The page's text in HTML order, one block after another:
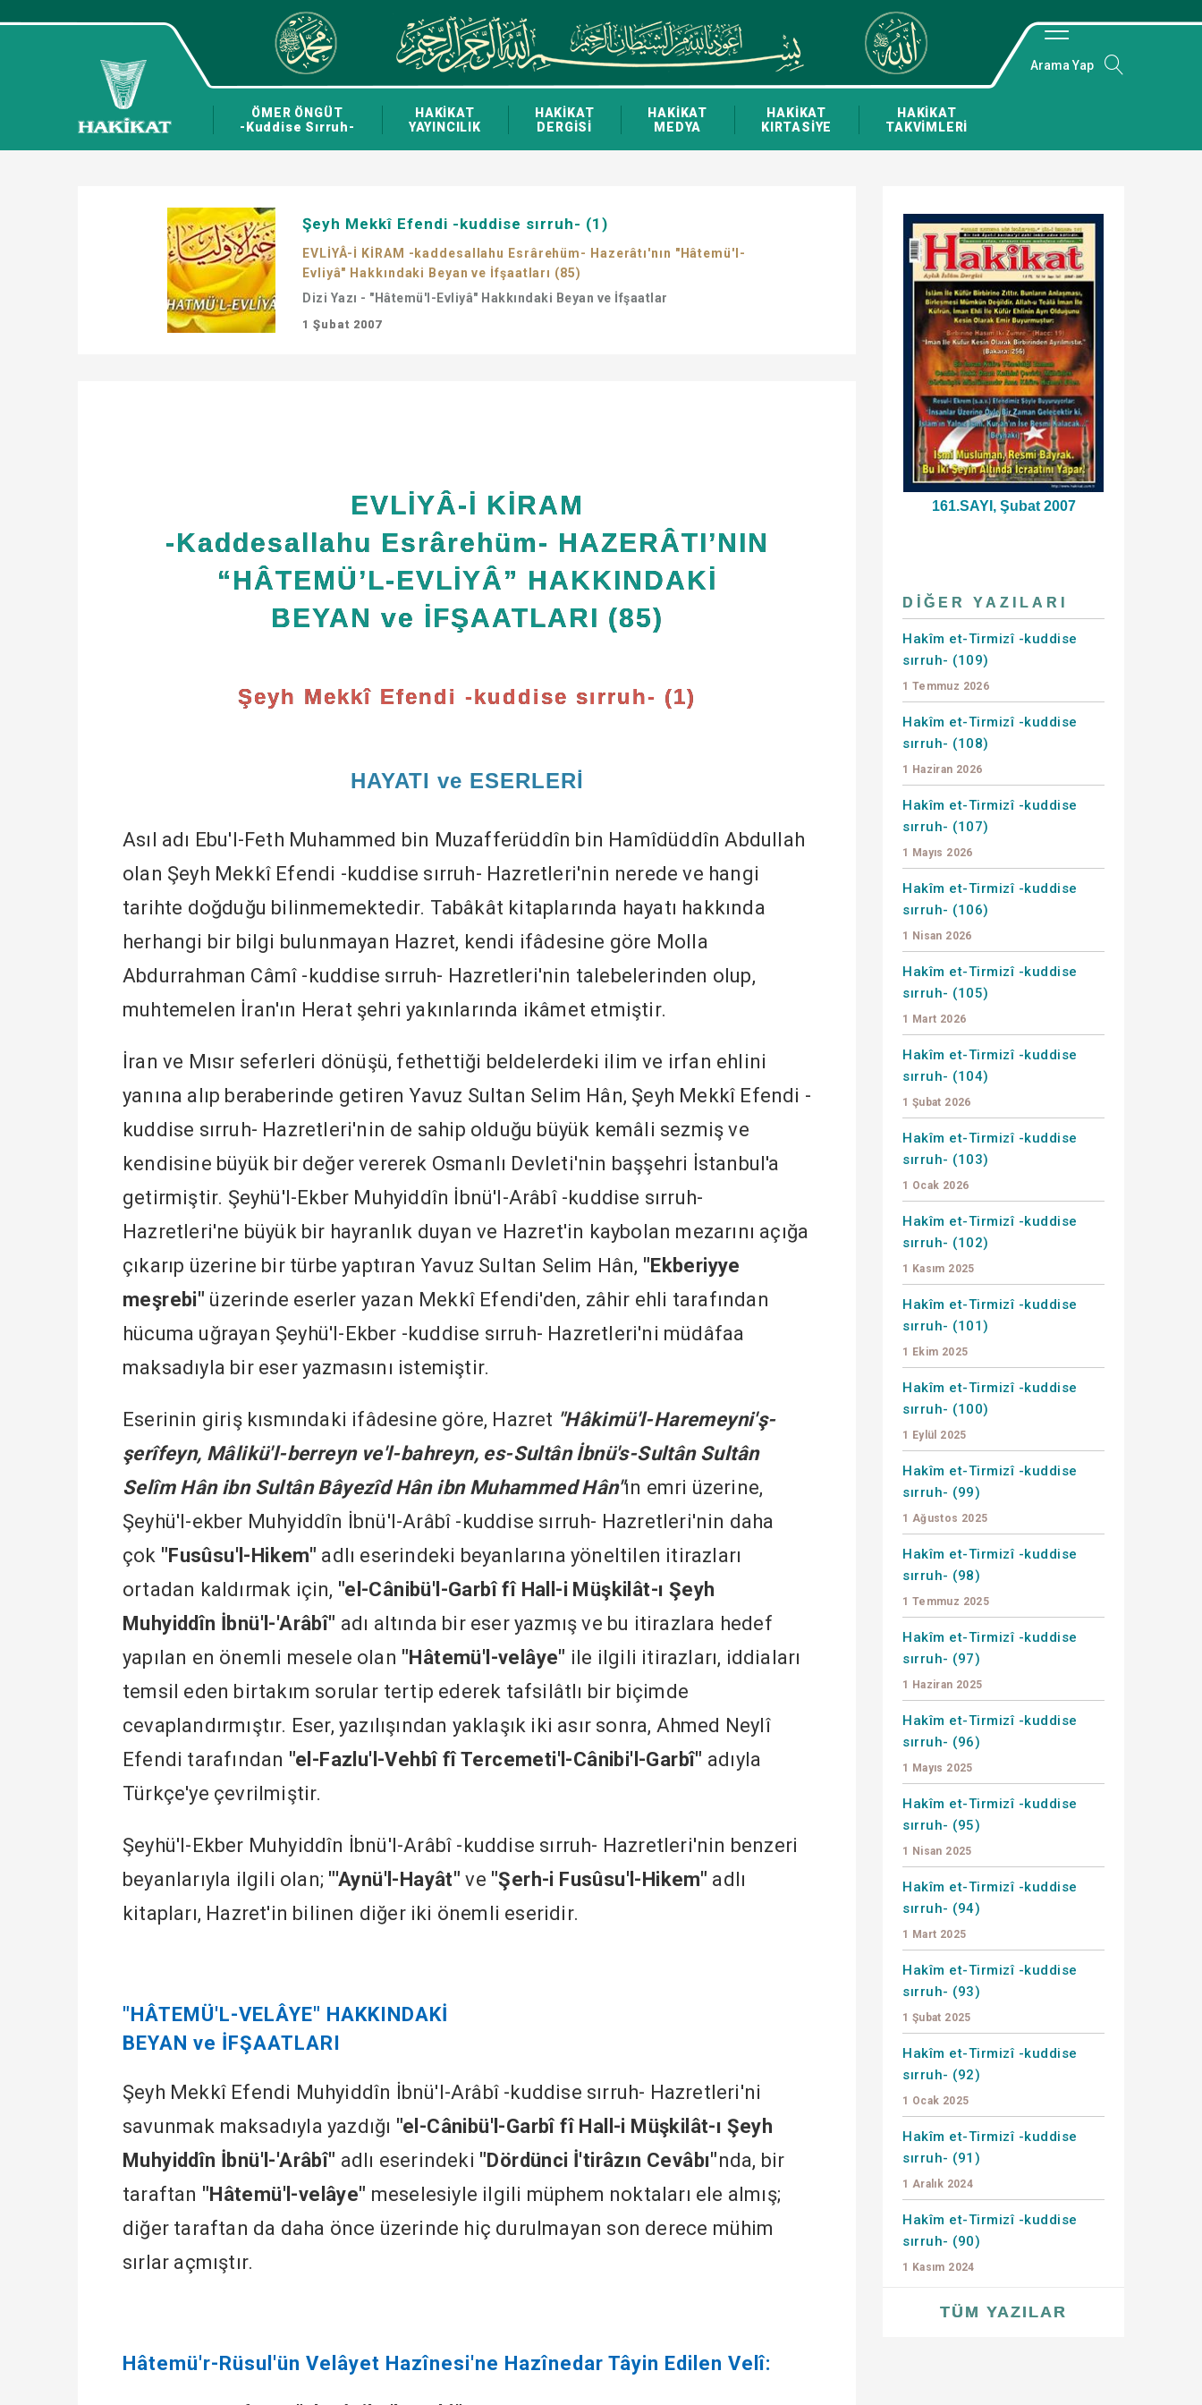
ÖMER ÖNGÜT
-Kuddise Sırruh-
HAKİKAT
YAYINCILIK
HAKİKAT
DERGİSİ
HAKİKAT
MEDYA
HAKİKAT
KIRTASİYE
HAKİKAT
TAKVİMLERİ
Arama Yap
Şeyh Mekkî Efendi -kuddise sırruh- (1)
EVLİYÂ-İ KİRAM -kaddesallahu Esrârehüm- Hazerâtı'nın "Hâtemü'l-
Evliyâ" Hakkındaki Beyan ve İfşaatları (85)
Dizi Yazı - "Hâtemü'l-Evliyâ" Hakkındaki Beyan ve İfşaatlar
1 Şubat 2007
EVLİYÂ-İ KİRAM
-Kaddesallahu Esrârehüm- HAZERÂTI’NIN
“HÂTEMÜ’L-EVLİYÂ” HAKKINDAKİ
BEYAN ve İFŞAATLARI (85)
Şeyh Mekkî Efendi -kuddise sırruh- (1)
HAYATI ve ESERLERİ
Asıl adı Ebu'l-Feth Muhammed bin Muzafferüddîn bin Hamîdüddîn Abdullah
olan Şeyh Mekkî Efendi -kuddise sırruh- Hazretleri'nin nerede ve hangi
tarihte doğduğu bilinmemektedir. Tabâkât kitaplarında hayatı hakkında
herhangi bir bilgi bulunmayan Hazret, kendi ifâdesine göre Molla
Abdurrahman Câmî -kuddise sırruh- Hazretleri'nin talebelerinden olup,
muhtemelen İran'ın Herat şehri yakınlarında ikâmet etmiştir.
İran ve Mısır seferleri dönüşü, fethettiği beldelerdeki ilim ve irfan ehlini
yanına alıp beraberinde getiren Yavuz Sultan Selim Hân, Şeyh Mekkî Efendi -
kuddise sırruh- Hazretleri'nin de sahip olduğu büyük kemâli sezmiş ve
kendisine büyük bir değer vererek Osmanlı Devleti'nin başşehri İstanbul'a
getirmiştir. Şeyhü'l-Ekber Muhyiddîn İbnü'l-Arâbî -kuddise sırruh-
Hazretleri'ne büyük bir hayranlık duyan ve Hazret'in kaybolan mezarını açığa
çıkarıp üzerine bir türbe yaptıran Yavuz Sultan Selim Hân, "Ekberiyye
meşrebi" üzerinde eserler yazan Mekkî Efendi'den, zâhir ehli tarafından
hücuma uğrayan Şeyhü'l-Ekber -kuddise sırruh- Hazretleri'ni müdâfaa
maksadıyla bir eser yazmasını istemiştir.
Eserinin giriş kısmındaki ifâdesine göre, Hazret "Hâkimü'l-Haremeyni'ş-
şerîfeyn, Mâlikü'l-berreyn ve'l-bahreyn, es-Sultân İbnü's-Sultân Sultân
Selîm Hân ibn Sultân Bâyezîd Hân ibn Muhammed Hân"ın emri üzerine,
Şeyhü'l-ekber Muhyiddîn İbnü'l-Arâbî -kuddise sırruh- Hazretleri'nin daha
çok "Fusûsu'l-Hikem" adlı eserindeki beyanlarına yöneltilen itirazları
ortadan kaldırmak için, "el-Cânibü'l-Garbî fî Hall-i Müşkilât-ı Şeyh
Muhyiddîn İbnü'l-'Arâbî" adı altında bir eser yazmış ve bu itirazlara hedef
yapılan en önemli mesele olan "Hâtemü'l-velâye" ile ilgili itirazları, iddiaları
temsil eden birtakım sorular tertip ederek tafsilâtlı bir biçimde
cevaplandırmıştır. Eser, yazılışından yaklaşık iki asır sonra, Ahmed Neylî
Efendi tarafından "el-Fazlu'l-Vehbî fî Tercemeti'l-Cânibi'l-Garbî" adıyla
Türkçe'ye çevrilmiştir.
Şeyhü'l-Ekber Muhyiddîn İbnü'l-Arâbî -kuddise sırruh- Hazretleri'nin benzeri
beyanlarıyla ilgili olan; "'Aynü'l-Hayât" ve "Şerh-i Fusûsu'l-Hikem" adlı
kitapları, Hazret'in bilinen diğer iki önemli eseridir.
"HÂTEMÜ'L-VELÂYE" HAKKINDAKİ
BEYAN ve İFŞAATLARI
Şeyh Mekkî Efendi Muhyiddîn İbnü'l-Arâbî -kuddise sırruh- Hazretleri'ni
savunmak maksadıyla yazdığı "el-Cânibü'l-Garbî fî Hall-i Müşkilât-ı Şeyh
Muhyiddîn İbnü'l-'Arâbî" adlı eserindeki "Dördünci İ'tirâzın Cevâbı"nda, bir
taraftan "Hâtemü'l-velâye" meselesiyle ilgili müphem noktaları ele almış;
diğer taraftan da daha önce üzerinde hiç durulmayan son derece mühim
sırlar açmıştır.
Hâtemü'r-Rüsul'ün Velâyet Hazînesi'ne Hazînedar Tâyin Edilen Velî:
161.SAYI, Şubat 2007
DIĞER YAZILARI
Hakîm et-Tirmizî -kuddise
sırruh- (109)
1 Temmuz 2026
Hakîm et-Tirmizî -kuddise
sırruh- (108)
1 Haziran 2026
Hakîm et-Tirmizî -kuddise
sırruh- (107)
1 Mayıs 2026
Hakîm et-Tirmizî -kuddise
sırruh- (106)
1 Nisan 2026
Hakîm et-Tirmizî -kuddise
sırruh- (105)
1 Mart 2026
Hakîm et-Tirmizî -kuddise
sırruh- (104)
1 Şubat 2026
Hakîm et-Tirmizî -kuddise
sırruh- (103)
1 Ocak 2026
Hakîm et-Tirmizî -kuddise
sırruh- (102)
1 Kasım 2025
Hakîm et-Tirmizî -kuddise
sırruh- (101)
1 Ekim 2025
Hakîm et-Tirmizî -kuddise
sırruh- (100)
1 Eylül 2025
Hakîm et-Tirmizî -kuddise
sırruh- (99)
1 Ağustos 2025
Hakîm et-Tirmizî -kuddise
sırruh- (98)
1 Temmuz 2025
Hakîm et-Tirmizî -kuddise
sırruh- (97)
1 Haziran 2025
Hakîm et-Tirmizî -kuddise
sırruh- (96)
1 Mayıs 2025
Hakîm et-Tirmizî -kuddise
sırruh- (95)
1 Nisan 2025
Hakîm et-Tirmizî -kuddise
sırruh- (94)
1 Mart 2025
Hakîm et-Tirmizî -kuddise
sırruh- (93)
1 Şubat 2025
Hakîm et-Tirmizî -kuddise
sırruh- (92)
1 Ocak 2025
Hakîm et-Tirmizî -kuddise
sırruh- (91)
1 Aralık 2024
Hakîm et-Tirmizî -kuddise
sırruh- (90)
1 Kasım 2024
TÜM YAZILAR